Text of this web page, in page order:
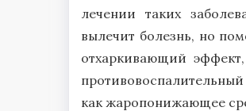
лечении таких
вылечит болезнь, но
отхаркивающий
как жаропонижающее